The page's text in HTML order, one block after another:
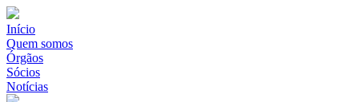
Início
Quem somos
Órgãos
Sócios
Notícias